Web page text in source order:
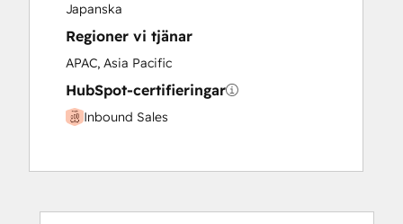
Japanska
Regioner vi tjänar
APAC, Asia Pacific
HubSpot-certifieringar
Inbound Sales